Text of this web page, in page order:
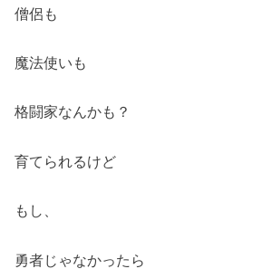
僧侶も
魔法使いも
格闘家なんかも？
育てられるけど
もし、
勇者じゃなかったら